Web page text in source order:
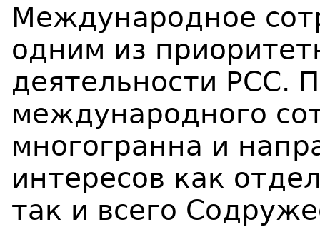
Международное
одним из
деятельности РСС.
международного
многогранна и
интересов как
так и всего